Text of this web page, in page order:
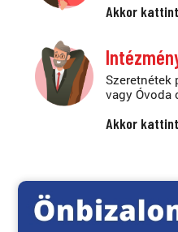
Akkor
Szeretnétek
vagy Óvoda
Akkor